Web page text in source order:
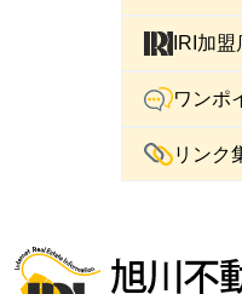
IRI加盟
ワンポ
リンク